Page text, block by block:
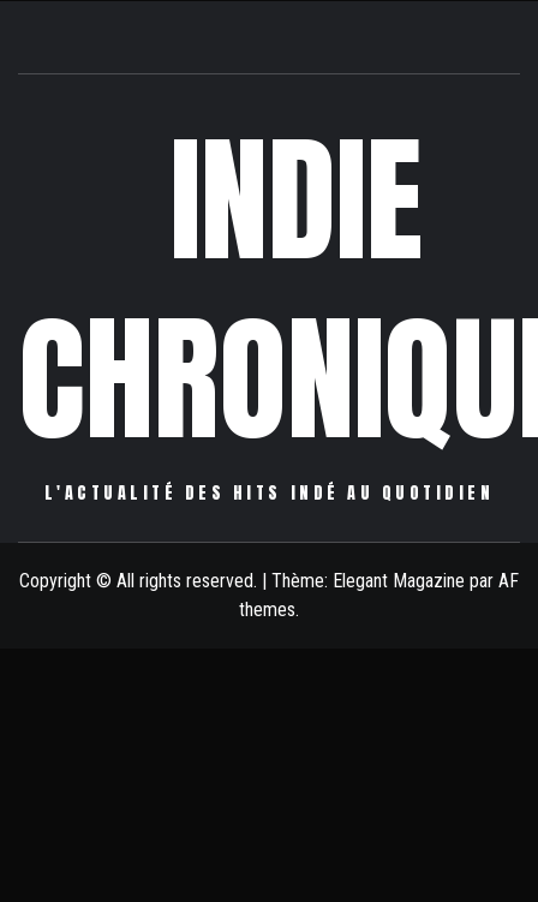
INDIE
L'ACTUALITÉ DES HITS INDÉ AU QUOTIDIEN
Copyright © All rights reserved. | Thème: Elegant Magazine par AF
themes.